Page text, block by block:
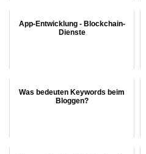
App-Entwicklung - Blockchain-
Dienste
Was bedeuten Keywords beim
Bloggen?